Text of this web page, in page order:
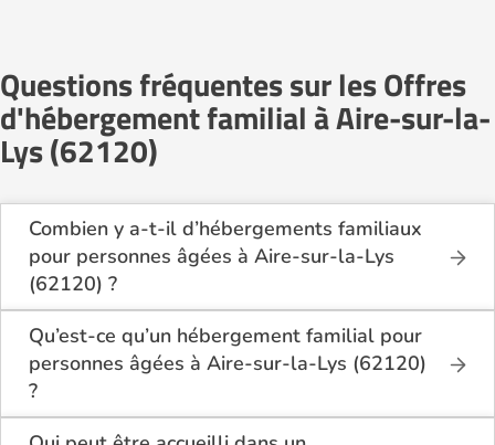
Questions fréquentes sur les Offres
d'hébergement familial à Aire-sur-la-
Lys (62120)
Combien y a-t-il d’hébergements familiaux
pour personnes âgées à Aire-sur-la-Lys
(62120) ?
Sur Logement-seniors.com, on recense actuellement
1 hébergements familiaux pour personnes âgées à
Aire-sur-la-Lys (62120) en 2026.
Ces structures offrent un cadre de vie chaleureux et
sécurisant, idéal pour les seniors souhaitant vivre
dans un environnement plus intime que celui d’un
Qu’est-ce qu’un hébergement familial pour
personnes âgées à Aire-sur-la-Lys (62120)
?
L’hébergement familial permet à une personne âgée
d’être accueillie au domicile d’un accueillant familial